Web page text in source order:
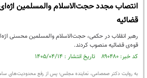
انتصاب مجدد حجت‌الاسلام والمسلمین
قضائیه
رهبر انقلاب در حکمی، حجت‌الاسلام والمسلمین محسنی
قوه‌ی قضائیه منصوب کردند.
کد خبر: ۸۹۰۴۸۰ تاریخ انتشار : ۱۴۰۵/۰۴/۱۴
به روایت دکتر صمصامی، نماینده مجلس؛ پس از رفع محدودیت‌های